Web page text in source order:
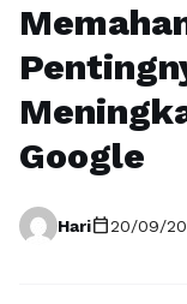
Google
Haricalendar_today20/09/